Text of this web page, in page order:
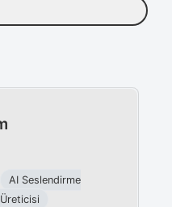
AI Seslendirme
Üreticisi